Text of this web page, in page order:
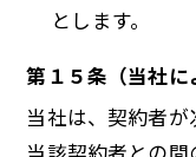
とします。
第１５条（当社に
当社は、契約者が